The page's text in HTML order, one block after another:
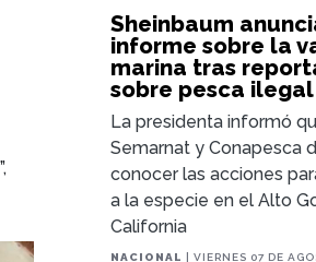
Sheinbaum
informe sobre la
marina tras
sobre pesca ilegal
La presidenta informó
Semarnat y Conapesca
conocer las acciones
a la especie en el Alto
California
NACIONAL | VIERNES 07 DE